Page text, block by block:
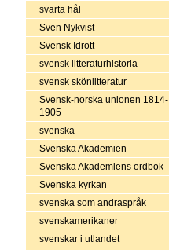
svarta hål
Sven Nykvist
Svensk Idrott
svensk litteraturhistoria
svensk skönlitteratur
Svensk-norska unionen 1814-
1905
svenska
Svenska Akademien
Svenska Akademiens ordbok
Svenska kyrkan
svenska som andraspråk
svenskamerikaner
svenskar i utlandet